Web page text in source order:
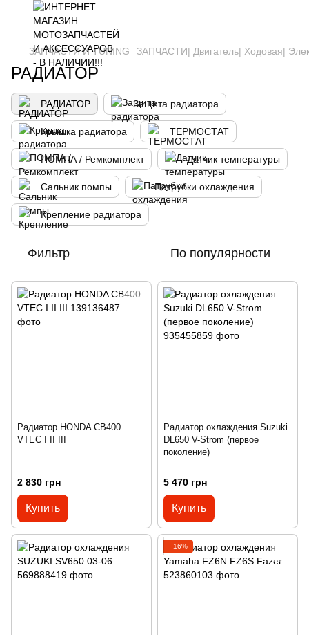
ЗАПЧАСТИ И ТUNING ЗАПЧАСТИ| Двигатель| Ходовая|
РАДИАТОР
РАДИАТОР Защита радиатора
Крышка радиатора ТЕРМОСТАТ
ПОМПА / Ремкомплект Датчик температуры
Сальник помпы Патрубки охлаждения
Крепление радиатора
Фильтр По популярности
Радиатор HONDA CB400
VTEC I II III
2 830 грн
Купить
Радиатор охлаждения Suzuki
DL650 V-Strom (первое
поколение)
5 470 грн
Купить
−16%